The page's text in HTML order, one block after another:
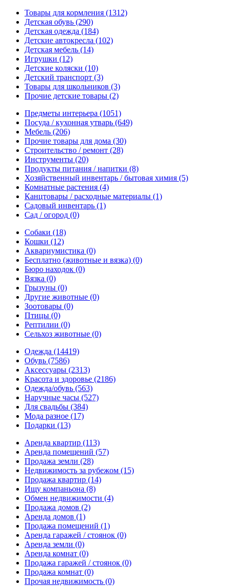
Товары для кормления (1312)
Детская обувь (290)
Детская одежда (184)
Детские автокресла (102)
Детская мебель (14)
Игрушки (12)
Детские коляски (10)
Детский транспорт (3)
Товары для школьников (3)
Прочие детские товары (2)
Предметы интерьера (1051)
Посуда / кухонная утварь (649)
Мебель (206)
Прочие товары для дома (30)
Строительство / ремонт (28)
Инструменты (20)
Продукты питания / напитки (8)
Хозяйственный инвентарь / бытовая химия (5)
Комнатные растения (4)
Канцтовары / расходные материалы (1)
Садовый инвентарь (1)
Сад / огород (0)
Собаки (18)
Кошки (12)
Аквариумистика (0)
Бесплатно (животные и вязка) (0)
Бюро находок (0)
Вязка (0)
Грызуны (0)
Другие животные (0)
Зоотовары (0)
Птицы (0)
Рептилии (0)
Сельхоз животные (0)
Одежда (14419)
Обувь (7586)
Аксессуары (2313)
Красота и здоровье (2186)
Одежда/обувь (563)
Наручные часы (527)
Для свадьбы (384)
Мода разное (17)
Подарки (13)
Аренда квартир (113)
Аренда помещений (57)
Продажа земли (28)
Недвижимость за рубежом (15)
Продажа квартир (14)
Ищу компаньона (8)
Обмен недвижимости (4)
Продажа домов (2)
Аренда домов (1)
Продажа помещений (1)
Аренда гаражей / стоянок (0)
Аренда земли (0)
Аренда комнат (0)
Продажа гаражей / стоянок (0)
Продажа комнат (0)
Прочая недвижимость (0)